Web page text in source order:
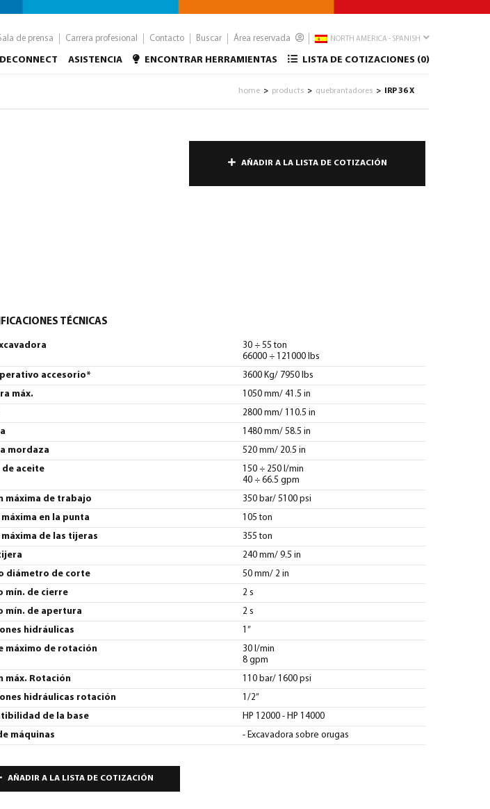
de prensa Carrera profesional Contacto Buscar Área reservada NORTH AMERICA - SPANISH
ASISTENCIA ENCONTRAR HERRAMIENTAS LISTA DE COTIZACIONES (0)
home > products > quebrantadores > IRP 36 X
AÑADIR A LA LISTA DE COTIZACIÓN
TÉCNICAS
30 ÷ 55 ton
66000 ÷ 121000 lbs
accesorio* 3600 Kg/ 7950 lbs
máx. 1050 mm/ 41.5 in
2800 mm/ 110.5 in
1480 mm/ 58.5 in
mordaza 520 mm/ 20.5 in
de aceite
150 ÷ 250 l/min
40 ÷ 66.5 gpm
máxima de trabajo 350 bar/ 5100 psi
máxima en la punta 105 ton
máxima de las tijeras 355 ton
240 mm/ 9.5 in
diámetro de corte 50 mm/ 2 in
mín. de cierre 2 s
mín. de apertura 2 s
hidráulicas 1”
máximo de rotación
30 l/min
8 gpm
máx. Rotación 110 bar/ 1600 psi
hidráulicas rotación 1/2”
de la base HP 12000 - HP 14000
máquinas - Excavadora sobre orugas
AÑADIR A LA LISTA DE COTIZACIÓN